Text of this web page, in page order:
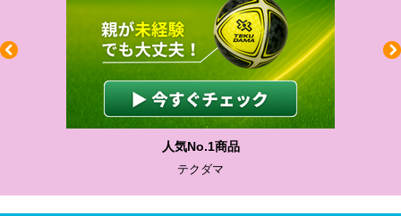
人気No.1商品
テクダマ